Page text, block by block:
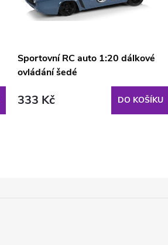
Sportovní RC auto 1:20 dálkové
ovládání šedé
333 Kč DO KOŠÍKU